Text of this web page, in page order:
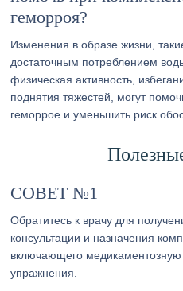
геморроя?
Изменения в образе жизни,
достаточным потреблением
физическая активность,
поднятия тяжестей, могут
геморрое и уменьшить риск
СОВЕТ №1
Обратитесь к врачу для
консультации и назначения
включающего
упражнения.